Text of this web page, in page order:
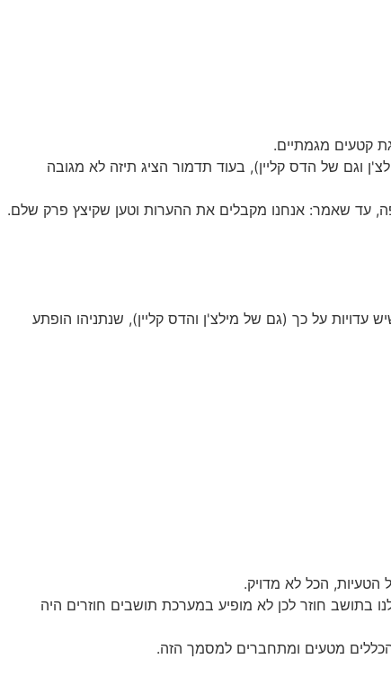
וגם של הדס קליין), בעוד תדמור הציג תיזה לא מגובה
עד שאמר: אנחנו מקבלים את ההערות וטען שקיצץ פרק שלם.
על כך (גם של מילצ'ן והדס קליין), שנתניהו הופתע
הכל לא מדויק.
חוזר לכן לא מופיע במערכת תושבים חוזרים היה
מטעים ומתחברים למסמך הזה.